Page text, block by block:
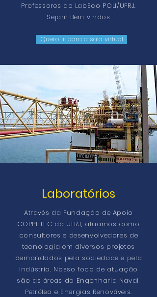
Professores do LabEco POLI/UFRJ.
Sejam Bem vindos
Quero ir para a sala virtual
Laboratórios
Através da Fundação de Apoio
COPPETEC da UFRJ, atuamos como
consultores e desenvolvedores de
tecnologia em diversos projetos
demandados pela sociedade e pela
indústria. Nosso foco de atuação
são as áreas da Engenharia Naval,
Petróleo e Energias Renováveis.